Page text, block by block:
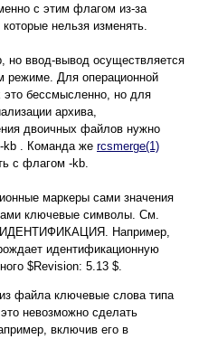
с этим флагом из-за
нельзя изменять.
но ввод-вывод осуществляется
режиме. Для операционной
бессмысленно, но для
архива,
двоичных файлов нужно
kb . Команда же rcsmerge(1)
с флагом -kb.
маркеры сами значения
ключевые символы. См.
Например,
идентификационную
$Revision: 5.13 $.
файла ключевые слова типа
невозможно сделать
включив его в